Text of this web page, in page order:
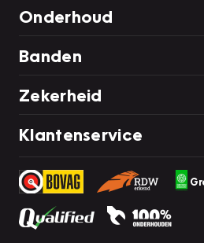
Onderhoud
Banden
Zekerheid
Klantenservice